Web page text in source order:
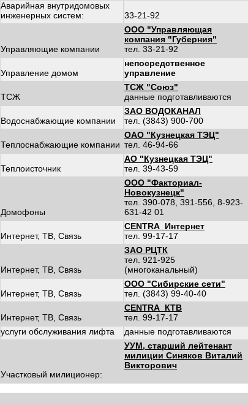
Аварийная внутридомовых
инженерных систем:
33-21-92
Управляющие компании
ООО "Управляющая
компания "Губерния"
тел. 33-21-92
Управление домом
непосредственное
управление
ТСЖ
ТСЖ "Союз"
данные подготавливаются
Водоснабжающие компании
ЗАО ВОДОКАНАЛ
тел. (3843) 900-700
Теплоснабжающие компании
ОАО "Кузнецкая ТЭЦ"
тел. 46-94-66
Теплоисточник
АО "Кузнецкая ТЭЦ"
тел. 39-43-59
Домофоны
ООО "Факториал-
Новокузнецк"
тел. 390-078, 391-556, 8-923-
631-42 01
Интернет, ТВ, Связь
CENTRA_Интернет
тел. 99-17-17
Интернет, ТВ, Связь
ЗАО РЦТК
тел. 921-925
(многоканальный)
Интернет, ТВ, Связь
ООО "Сибирские сети"
тел. (3843) 99-40-40
Интернет, ТВ, Связь
CENTRA_КТВ
тел. 99-17-17
услуги обслуживания лифта
данные подготавливаются
Участковый милиционер:
УУМ, старший лейтенант
милиции Синяков Виталий
Викторович